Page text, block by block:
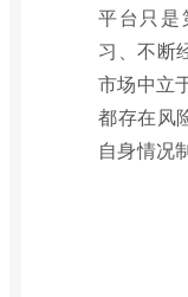
平台只是
习、不断
市场中立
都存在风
自身情况